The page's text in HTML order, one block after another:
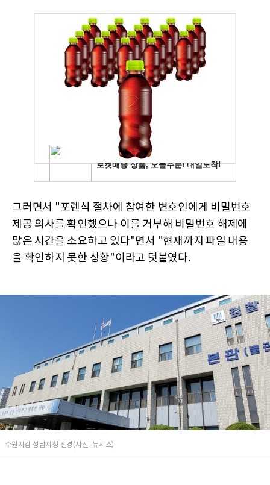
그러면서 "포렌식 절차에 참여한 변호인에게 비밀번호
제공 의사를 확인했으나 이를 거부해 비밀번호 해제에
많은 시간을 소요하고 있다"면서 "현재까지 파일 내용
을 확인하지 못한 상황"이라고 덧붙였다.
수원지검 성남지청 전경(사진=뉴시스)